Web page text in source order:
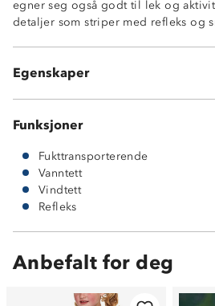
egner seg også godt til lek og
detaljer som striper med refleks og
Egenskaper
Sømmene er tapet og dermed
Luftig og fukttransporterende
Avtagbare fotstropper i gummi
Funksjoner
Fukttransporterende
Vanntett
Vindtett
Refleks
Anbefalt for deg